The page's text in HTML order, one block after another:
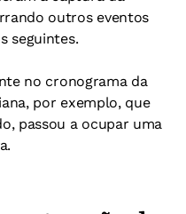
outros eventos
seguintes.
no cronograma da
por exemplo, que
passou a ocupar uma